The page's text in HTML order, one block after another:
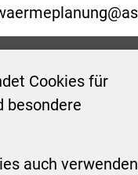
Cookies für
besondere
auch